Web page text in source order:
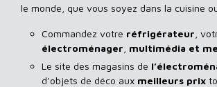
le monde, que vous soyez dans la cuisine
Commandez votre réfrigérateur ,
électroménager multimédia et
Le site des magasins de
d’objets de déco aux meilleurs prix